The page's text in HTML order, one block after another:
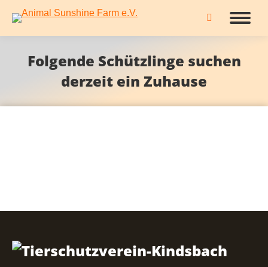
Search:
Folgende Schützlinge suchen
derzeit ein Zuhause